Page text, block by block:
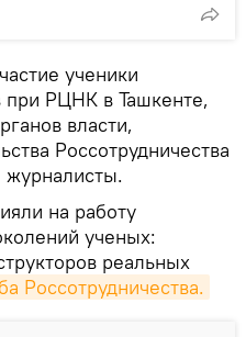
ученики
при РЦНК в Ташкенте,
власти,
Россотрудничества
журналисты.
на работу
ученых:
реальных
Россотрудничества.